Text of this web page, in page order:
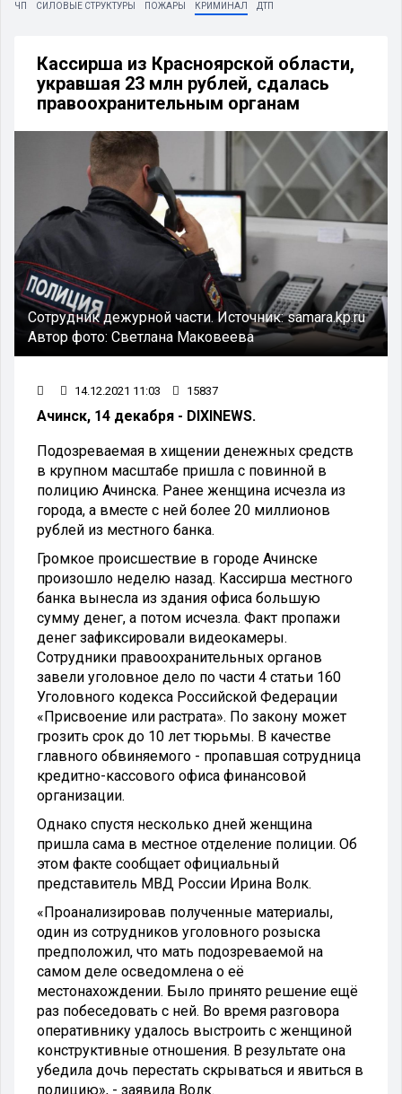
ЧП СИЛОВЫЕ СТРУКТУРЫ ПОЖАРЫ КРИМИНАЛ ДТП
Кассирша из Красноярской области,
укравшая 23 млн рублей, сдалась
правоохранительным органам
Сотрудник дежурной части.Источник:samara.kp.ru
Автор фото: Светлана Маковеева
14.12.2021 11:03 15837
Ачинск, 14 декабря - DIXINEWS.
Подозреваемая в хищении денежных средств
в крупном масштабе пришла с повинной в
полицию Ачинска. Ранее женщина исчезла из
города, а вместе с ней более 20 миллионов
рублей из местного банка.
Громкое происшествие в городе Ачинске
произошло неделю назад. Кассирша местного
банка вынесла из здания офиса большую
сумму денег, а потом исчезла. Факт пропажи
денег зафиксировали видеокамеры.
Сотрудники правоохранительных органов
завели уголовное дело по части 4 статьи 160
Уголовного кодекса Российской Федерации
«Присвоение или растрата». По закону может
грозить срок до 10 лет тюрьмы. В качестве
главного обвиняемого - пропавшая сотрудница
кредитно-кассового офиса финансовой
организации.
Однако спустя несколько дней женщина
пришла сама в местное отделение полиции. Об
этом факте сообщает официальный
представитель МВД России Ирина Волк.
«Проанализировав полученные материалы,
один из сотрудников уголовного розыска
предположил, что мать подозреваемой на
самом деле осведомлена о её
местонахождении. Было принято решение ещё
раз побеседовать с ней. Во время разговора
оперативнику удалось выстроить с женщиной
конструктивные отношения. В результате она
убедила дочь перестать скрываться и явиться в
полицию», - заявила Волк.